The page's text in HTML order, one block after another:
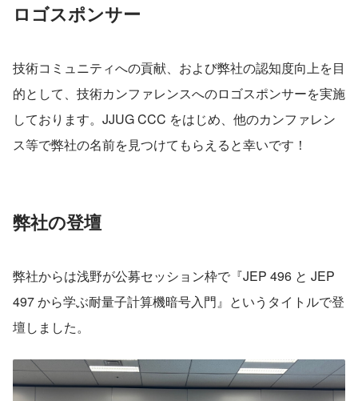
ロゴスポンサー
技術コミュニティへの貢献、および弊社の認知度向上を目
的として、技術カンファレンスへのロゴスポンサーを実施
しております。JJUG CCC をはじめ、他のカンファレン
ス等で弊社の名前を見つけてもらえると幸いです！
弊社の登壇
弊社からは浅野が公募セッション枠で『JEP 496 と JEP
497 から学ぶ耐量子計算機暗号入門』というタイトルで登
壇しました。